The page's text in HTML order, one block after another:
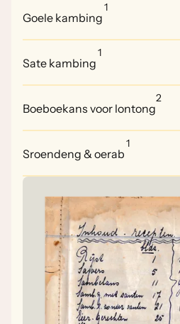
Goele kambing
1
Sate kambing
1
Boeboekans voor lontong
2
Sroendeng & oerab
1